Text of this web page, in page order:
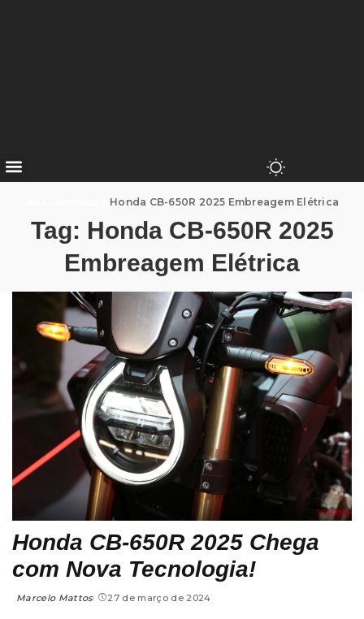
Honda CB-650R 2025 Embreagem Elétrica
Tag: Honda CB-650R 2025
Embreagem Elétrica
Honda CB-650R 2025 Chega
com Nova Tecnologia!
Marcelo Mattos 27 de março de 2024